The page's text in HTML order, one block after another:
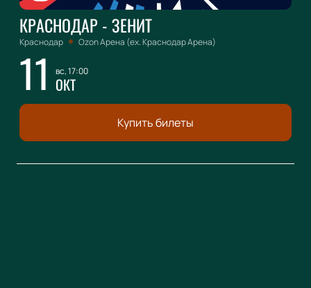
КРАСНОДАР - ЗЕНИТ
Краснодар Ozon Арена (ex. Краснодар Арена)
11 вс, 17:00
ОКТ
Купить билеты